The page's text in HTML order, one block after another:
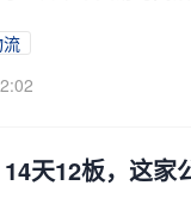
天12板，这家